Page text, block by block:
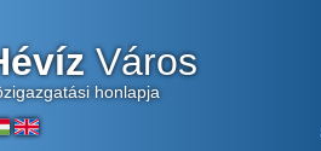
Város
honlapja